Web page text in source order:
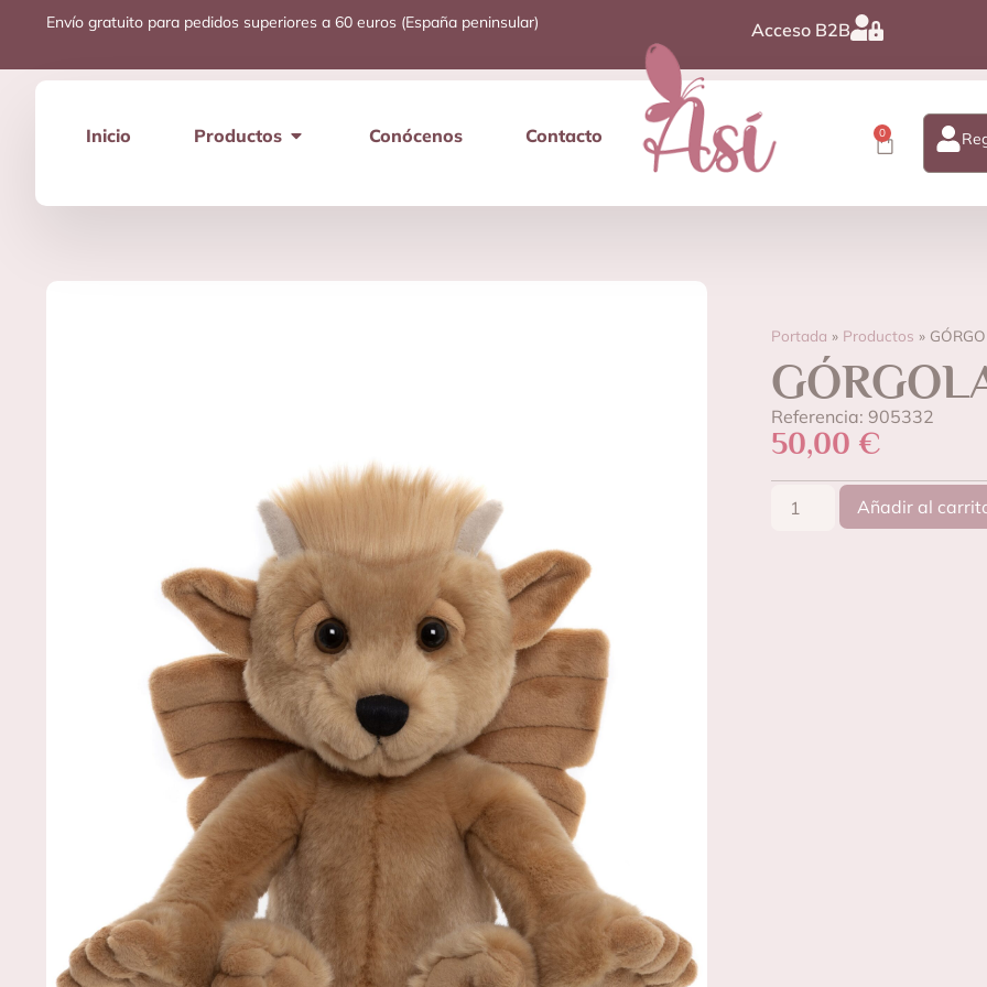
Envío gratuito para pedidos superiores a 60 euros (España peninsular) Acceso B2B
Inicio Productos Conócenos Contacto 0
Portada » Productos »
Referencia: 905332
50,00 €
Añadir al